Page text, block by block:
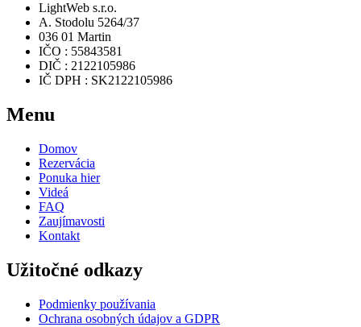
LightWeb s.r.o.
A. Stodolu 5264/37
036 01 Martin
IČO : 55843581
DIČ : 2122105986
IČ DPH : SK2122105986
Menu
Domov
Rezervácia
Ponuka hier
Videá
FAQ
Zaujímavosti
Kontakt
Užitočné odkazy
Podmienky používania
Ochrana osobných údajov a GDPR